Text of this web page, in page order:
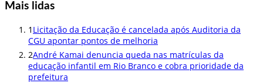
Mais lidas
1 Licitação da Educação é cancelada após Auditoria da
CGU apontar pontos de melhoria
2André Kamai denuncia queda nas matrículas da
educação infantil em Rio Branco e cobra prioridade da
prefeitura